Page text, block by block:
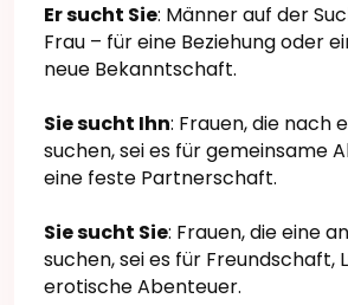
Er sucht Sie: Männer auf der
Frau – für eine Beziehung oder
neue Bekanntschaft.
Sie sucht Ihn: Frauen, die nach
suchen, sei es für gemeinsame
eine feste Partnerschaft.
Sie sucht Sie: Frauen, die eine
suchen, sei es für Freundschaft,
erotische Abenteuer.